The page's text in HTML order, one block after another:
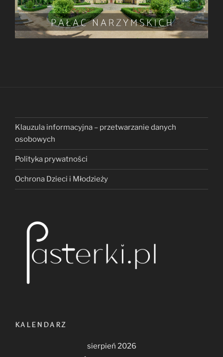
Klauzula informacyjna – przetwarzanie danych
osobowych
Polityka prywatności
Ochrona Dzieci i Młodzieży
KALENDARZ
sierpień 2026